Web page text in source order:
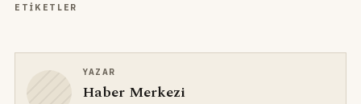
ETIKETLER
YAZAR
Haber Merkezi